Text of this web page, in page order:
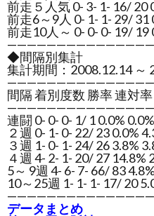
前走５人気 0- 3- 1- 16/ 20
前走6～9人 0- 1- 1- 29/ 31
前走10人～ 0- 0- 0- 19/ 19
◆間隔別集計
集計期間：2008.12.14 ～
間隔 着別度数 勝率 連対
連闘 0- 0- 0- 1/ 1 0.0%
２週 0- 1- 0- 22/ 23 0.0%
３週 1- 0- 1- 24/ 26 3.8%
４週 4- 2- 1- 20/ 27 14.8%
5～ 9週 4- 6- 7- 66/ 83
10～25週 1- 1- 1- 17/ 20
データまとめ